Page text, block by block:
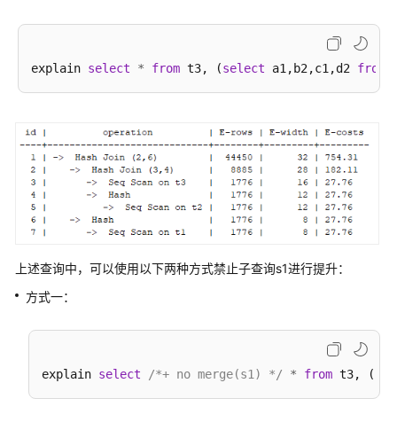
指
南
发
(9.1.1.x)
使
explain select * from t3, (select a1,b2,c1,d2 from
上述查询中，可以使用以下两种方式禁止子查询s1进行提升：
方式一：
explain select /*+ no merge(s1) */ * from t3, (